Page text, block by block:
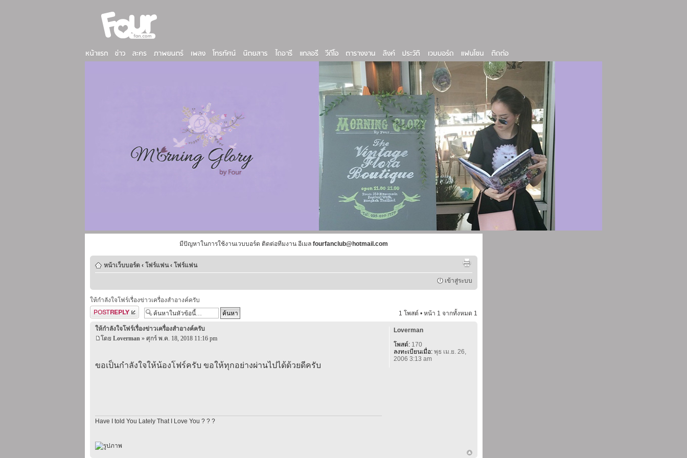
มีปัญหาในการใช้งานเวบบอร์ด ติดต่อทีมงาน อีเมล fourfanclub@hotmail.com
หน้าเว็บบอร์ด ‹ โฟร์แฟน ‹ โฟร์แฟน
เข้าสู่ระบบ
ให้กำลังใจโฟร์เรื่องข่าวเครื่องสำอางค์ครับ
ตอบกระทู้
1 โพสต์ • หน้า 1 จากทั้งหมด 1
ให้กำลังใจโฟร์เรื่องข่าวเครื่องสำอางค์ครับ
โดย Loverman » ศุกร์ พ.ค. 18, 2018 11:16 pm
ขอเป็นกำลังใจให้น้องโฟร์ครับ ขอให้ทุกอย่างผ่านไปได้ด้วยดีครับ
Have I told You Lately That I Love You ? ? ?
Loverman
โพสต์:170
ลงทะเบียนเมื่อ:พุธ เม.ย. 26,
2006 3:13 am